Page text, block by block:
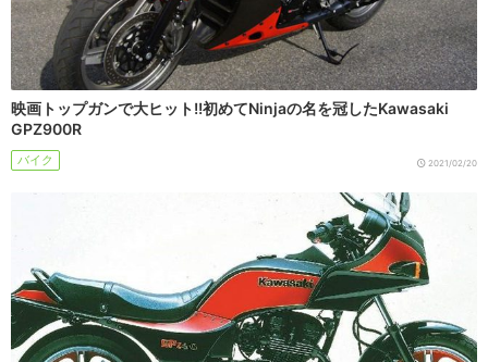
映画トップガンで大ヒット!!初めてNinjaの名を冠したKawasaki
GPZ900R
バイク 2021/02/20